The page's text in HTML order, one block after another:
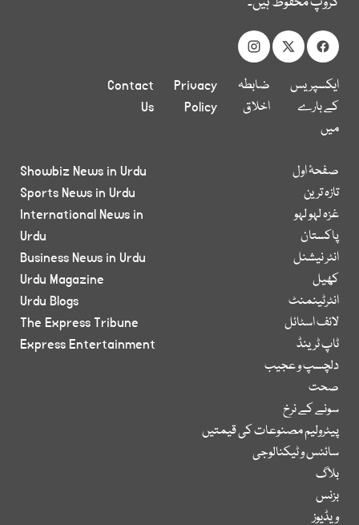
ایکسپریس
کے بارے
میں
ضابطہ
اخلاق
Privacy
Policy
Contact
Us
صفحۂ اول
تازہ ترین
غزہ لہو لہو
پاکستان
انٹر نیشنل
کھیل
انٹرٹینمنٹ
لائف اسٹائل
ٹاپ ٹرینڈ
دلچسپ و عجیب
صحت
سونے کے نرخ
پیٹرولیم مصنوعات کی قیمتیں
سائنس و ٹیکنالوجی
بلاگ
بزنس
ویڈیوز
Showbiz News in Urdu
Sports News in Urdu
International News in
Urdu
Business News in Urdu
Urdu Magazine
Urdu Blogs
The Express Tribune
Express Entertainment